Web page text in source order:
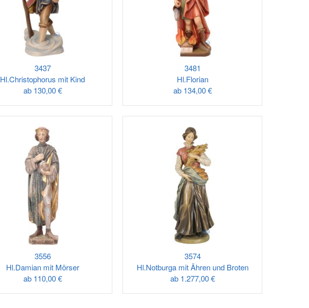
3437
Hl.Christophorus mit Kind
ab130,00 €
3481
Hl.Florian
ab134,00 €
3556
Hl.Damian mit Mörser
ab110,00 €
3574
Hl.Notburga mit Ähren und Broten
ab1.277,00 €